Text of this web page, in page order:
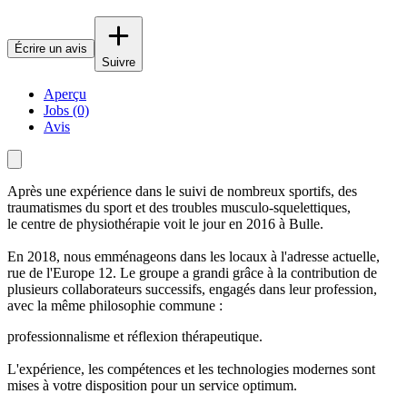
Écrire un avis
Suivre
Aperçu
Jobs (0)
Avis
Après une expérience dans le suivi de nombreux sportifs, des
traumatismes du sport et des troubles musculo-squelettiques,
le centre de physiothérapie voit le jour en 2016 à Bulle.
En 2018, nous emménageons dans les locaux à l'adresse actuelle,
rue de l'Europe 12. Le groupe a grandi grâce à la contribution de
plusieurs collaborateurs successifs, engagés dans leur profession,
avec la même philosophie commune :
professionnalisme et réflexion thérapeutique.
L'expérience, les compétences et les technologies modernes sont
mises à votre disposition pour un service optimum.